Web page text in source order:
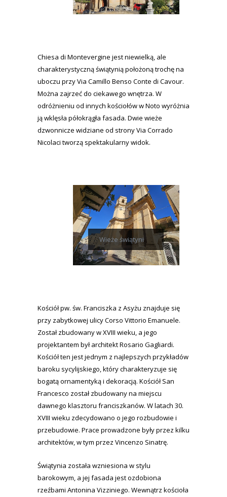
Chiesa di Montevergine jest niewielką, ale
charakterystyczną świątynią położoną trochę na
uboczu przy Via Camillo Benso Conte di Cavour.
Można zajrzeć do ciekawego wnętrza. W
odróżnieniu od innych kościołów w Noto wyróżnia
ją wklęsła półokrągła fasada. Dwie wieże
dzwonnicze widziane od strony Via Corrado
Nicolaci tworzą spektakularny widok.
Wieże świątyni
Kościół pw. św. Franciszka z Asyżu znajduje się
przy zabytkowej ulicy Corso Vittorio Emanuele.
Został zbudowany w XVIII wieku, a jego
projektantem był architekt Rosario Gagliardi.
Kościół ten jest jednym z najlepszych przykładów
baroku sycylijskiego, który charakteryzuje się
bogatą ornamentyką i dekoracją. Kościół San
Francesco został zbudowany na miejscu
dawnego klasztoru franciszkanów. W latach 30.
XVIII wieku zdecydowano o jego rozbudowie i
przebudowie. Prace prowadzone były przez kilku
architektów, w tym przez Vincenzo Sinatrę.
Świątynia została wzniesiona w stylu
barokowym, a jej fasada jest ozdobiona
rzeźbami Antonina Vizziniego. Wewnątrz kościoła